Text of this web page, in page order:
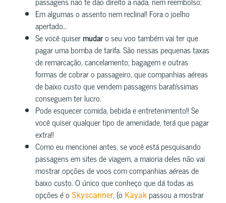
Em algumas o assento nem reclina!! Fora o joelho
apertado…
Se você quisermudaro seu voo também vai ter que
pagar uma bomba de tarifa. São nessas pequenas taxas
de remarcação, cancelamento, bagagem e outras
formas de cobrar o passageiro, que companhias aéreas
de baixo custo que vendem passagens baratíssimas
conseguem ter lucro.
Pode esquecer comida, bebida e entretenimento!! Se
você quiser qualquer tipo de amenidade, terá que pagar
extra!!
Como eu mencionei antes, se você está pesquisando
passagens em sites de viagem, a maioria deles não vai
mostrar opções de voos com companhias aéreas de
baixo custo. O único que conheço que dá todas as
opções é o Skyscanner, (o Kayak passou a mostrar